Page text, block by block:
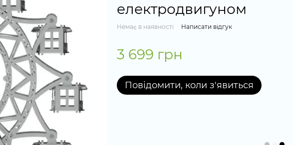
електродвигуном
Немає в наявності Написати відгук
3 699 грн
Повідомити, коли з'явиться